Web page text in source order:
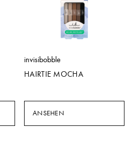
invisibobble
HAIRTIE MOCHA
ANSEHEN